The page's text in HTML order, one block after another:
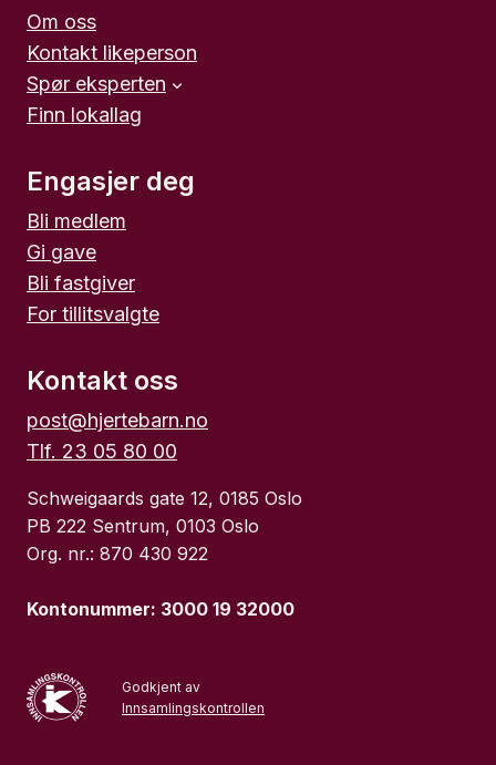
Om oss
Kontakt likeperson
Spør eksperten
Finn lokallag
Engasjer deg
Bli medlem
Gi gave
Bli fastgiver
For tillitsvalgte
Kontakt oss
post@hjertebarn.no
Tlf. 23 05 80 00
Schweigaards gate 12, 0185 Oslo
PB 222 Sentrum, 0103 Oslo
Org. nr.: 870 430 922
Kontonummer: 3000 19 32000
Godkjent av
Innsamlingskontrollen